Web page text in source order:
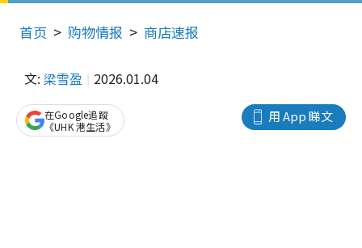
首页 购物情报 商店速报
文: 梁雪盈 2026.01.04
用 App 睇文
在Google追蹤
《UHK 港生活》